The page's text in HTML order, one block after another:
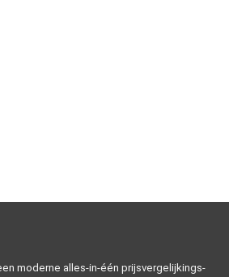
moderne alles-in-één prijsvergelijkings-